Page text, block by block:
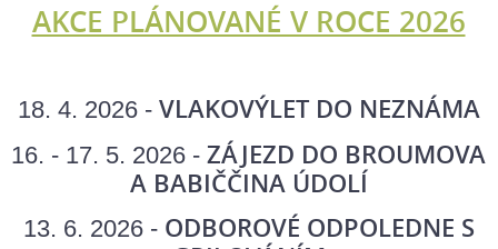
AKCE PLÁNOVANÉ V ROCE 2026
18. 4. 2026 - VLAKOVÝLET DO NEZNÁMA
16. - 17. 5. 2026 - ZÁJEZD DO BROUMOVA
A BABIČČINA ÚDOLÍ
13. 6. 2026 - ODBOROVÉ ODPOLEDNE S